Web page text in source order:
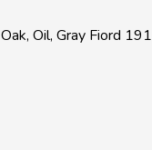
Oak, Oil, Gray Fiord 191